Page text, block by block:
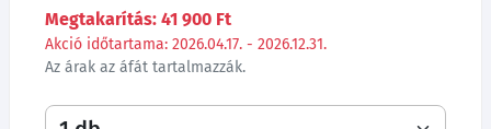
Megtakarítás: 41 900 Ft
Akció időtartama: 2026.04.17. - 2026.12.31.
Az árak az áfát tartalmazzák.